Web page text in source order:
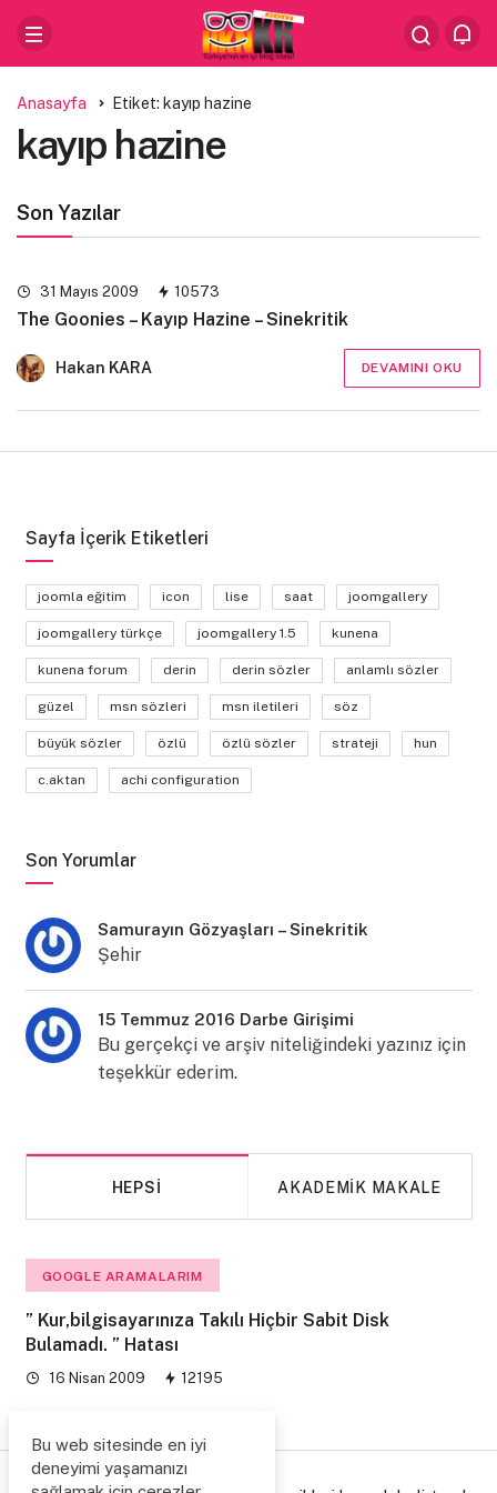
Anasayfa Etiket: kayıp hazine
kayıp hazine
Son Yazılar
31 Mayıs 2009 10573
The Goonies – Kayıp Hazine – Sinekritik
Hakan KARA DEVAMINI OKU
Sayfa İçerik Etiketleri
joomla eğitim icon lise saat joomgallery
joomgallery türkçe joomgallery 1.5 kunena
kunena forum derin derin sözler anlamlı sözler
güzel msn sözleri msn iletileri söz
büyük sözler özlü özlü sözler strateji hun
c.aktan achi configuration
Son Yorumlar
Samurayın Gözyaşları – Sinekritik
Şehir
15 Temmuz 2016 Darbe Girişimi
Bu gerçekçi ve arşiv niteliğindeki yazınız için
teşekkür ederim.
HEPSI AKADEMIK MAKALE
GOOGLE ARAMALARIM
” Kur,bilgisayarınıza Takılı Hiçbir Sabit Disk
Bulamadı. ” Hatası
16 Nisan 2009 12195
Bu web sitesinde en iyi
deneyimi yaşamanızı